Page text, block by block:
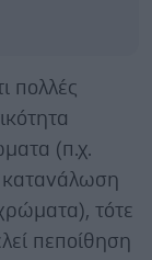
πολλές
(π.χ.
κατανάλωση
τότε
πεποίθηση